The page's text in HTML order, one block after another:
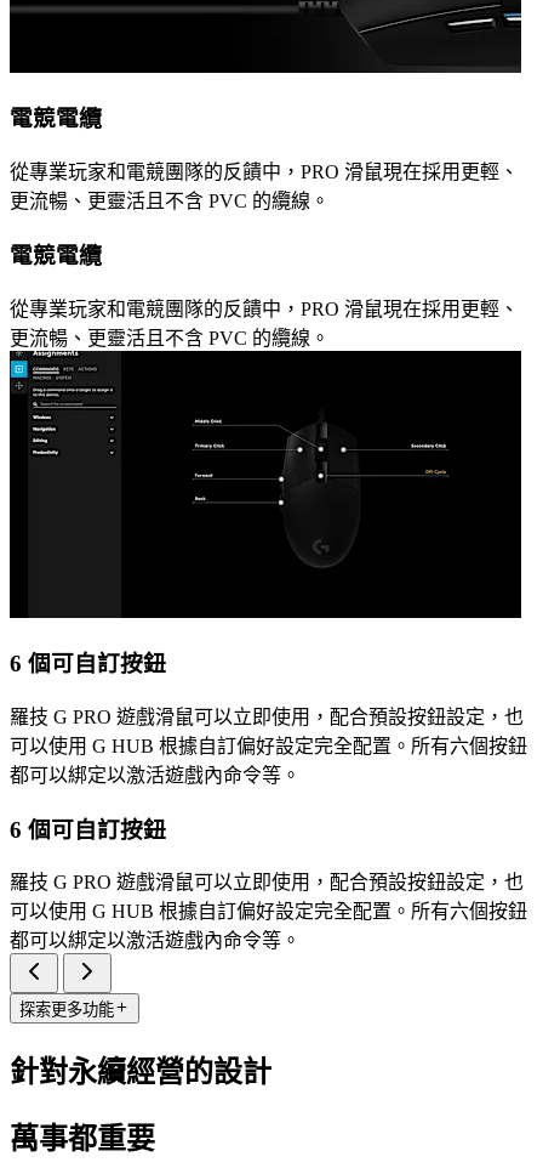
電競電纜
從專業玩家和電競團隊的反饋中，PRO 滑鼠現在採用更輕、
更流暢、更靈活且不含 PVC 的纜線。
電競電纜
從專業玩家和電競團隊的反饋中，PRO 滑鼠現在採用更輕、
更流暢、更靈活且不含 PVC 的纜線。
6 個可自訂按鈕
羅技 G PRO 遊戲滑鼠可以立即使用，配合預設按鈕設定，也
可以使用 G HUB 根據自訂偏好設定完全配置。所有六個按鈕
都可以綁定以激活遊戲內命令等。
6 個可自訂按鈕
羅技 G PRO 遊戲滑鼠可以立即使用，配合預設按鈕設定，也
可以使用 G HUB 根據自訂偏好設定完全配置。所有六個按鈕
都可以綁定以激活遊戲內命令等。
探索更多功能
針對永續經營的設計
萬事都重要